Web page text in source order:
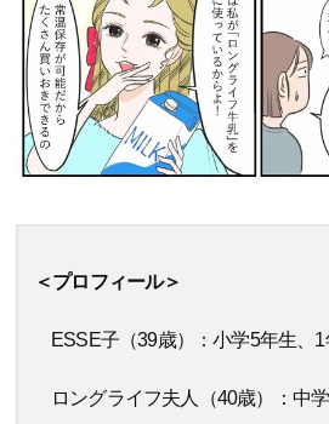
＜プロフィール＞
ESSE子（39歳）：小学5年生、
ロングライフ夫人（40歳）：中